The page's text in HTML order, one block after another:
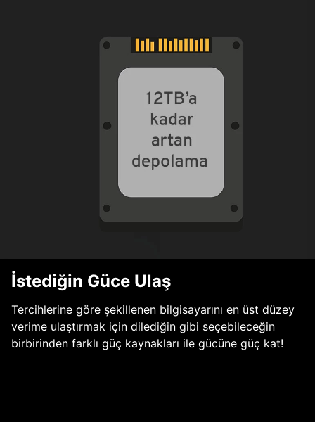
İstediğin Güce Ulaş
Tercihlerine göre şekillenen bilgisayarını en üst düzey
verime ulaştırmak için dilediğin gibi seçebileceğin
birbirinden farklı güç kaynakları ile gücüne güç kat!